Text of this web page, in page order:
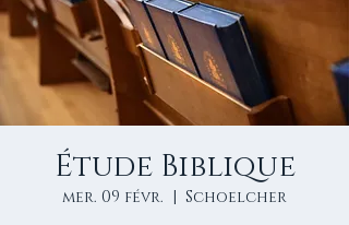
Étude Biblique
mer. 09 févr.
  |
Schoelcher